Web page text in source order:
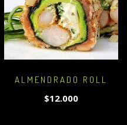
ALMENDRADO ROLL
$12.000